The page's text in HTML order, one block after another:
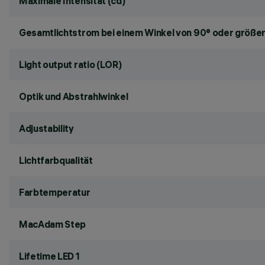
Gesamtlichtstrom bei einem Winkel von 90° oder
Light output ratio (LOR)
Optik und Abstrahlwinkel
Adjustability
Lichtfarbqualität
Farbtemperatur
MacAdam Step
Lifetime LED 1